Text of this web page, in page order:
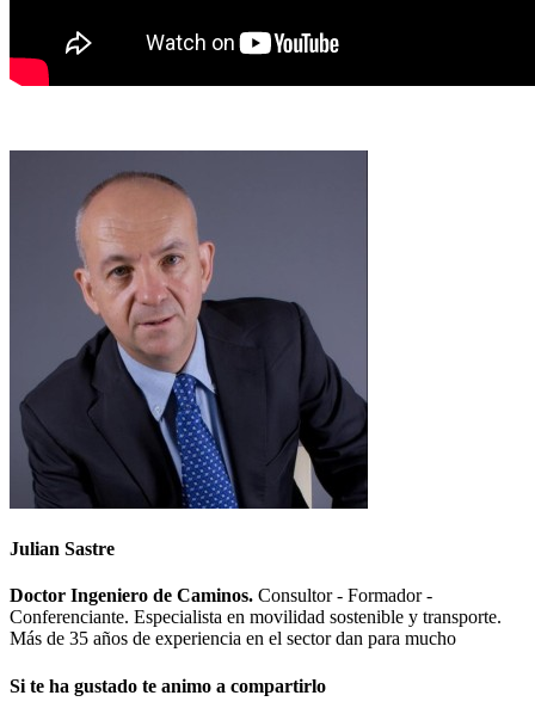
Julian Sastre
Doctor Ingeniero de Caminos. Consultor - Formador -
Conferenciante. Especialista en movilidad sostenible y transporte.
Más de 35 años de experiencia en el sector dan para mucho
Si te ha gustado te animo a compartirlo